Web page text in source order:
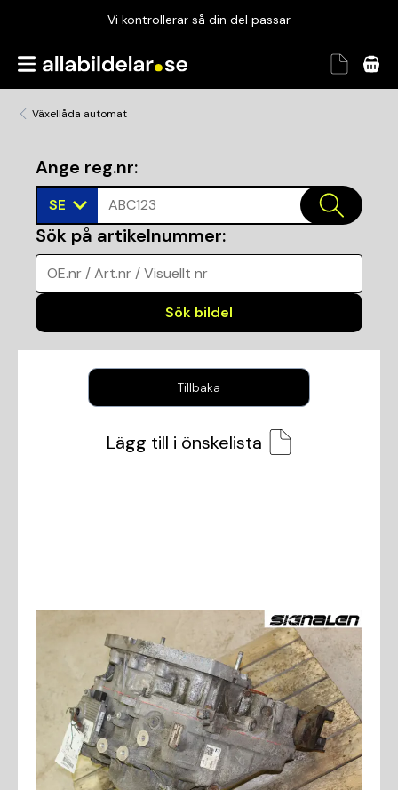
Vi kontrollerar så din del passar
Garanterad passform
Växellåda automat
Ange reg.nr:
SE ABC123
Sök på artikelnummer:
OE.nr / Art.nr / Visuellt nr
Sök bildel
Tillbaka
Lägg till i önskelista